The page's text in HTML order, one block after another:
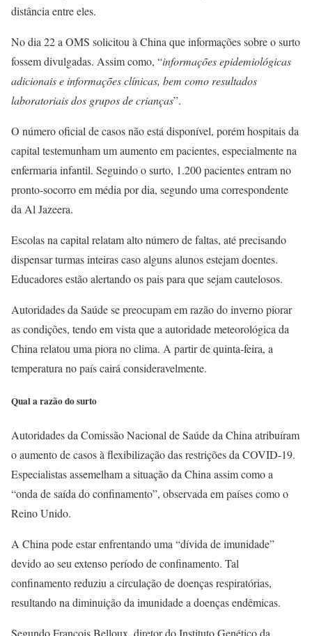
distância entre eles.
No dia 22 a OMS solicitou à China que informações sobre o surto
fossem divulgadas. Assim como, “informações epidemiológicas
adicionais e informações clínicas, bem como resultados
laboratoriais dos grupos de crianças”.
O número oficial de casos não está disponível, porém hospitais da
capital testemunham um aumento em pacientes, especialmente na
enfermaria infantil. Seguindo o surto, 1.200 pacientes entram no
pronto-socorro em média por dia, segundo uma correspondente
da Al Jazeera.
Escolas na capital relatam alto número de faltas, até precisando
dispensar turmas inteiras caso alguns alunos estejam doentes.
Educadores estão alertando os pais para que sejam cautelosos.
Autoridades da Saúde se preocupam em razão do inverno piorar
as condições, tendo em vista que a autoridade meteorológica da
China relatou uma piora no clima. A partir de quinta-feira, a
temperatura no país cairá consideravelmente.
Qual a razão do surto
Autoridades da Comissão Nacional de Saúde da China atribuíram
o aumento de casos à flexibilização das restrições da COVID-19.
Especialistas assemelham a situação da China assim como a
“onda de saída do confinamento”, observada em países como o
Reino Unido.
A China pode estar enfrentando uma “dívida de imunidade”
devido ao seu extenso período de confinamento. Tal
confinamento reduziu a circulação de doenças respiratórias,
resultando na diminuição da imunidade a doenças endêmicas.
Segundo François Belloux, diretor do Instituto Genético da